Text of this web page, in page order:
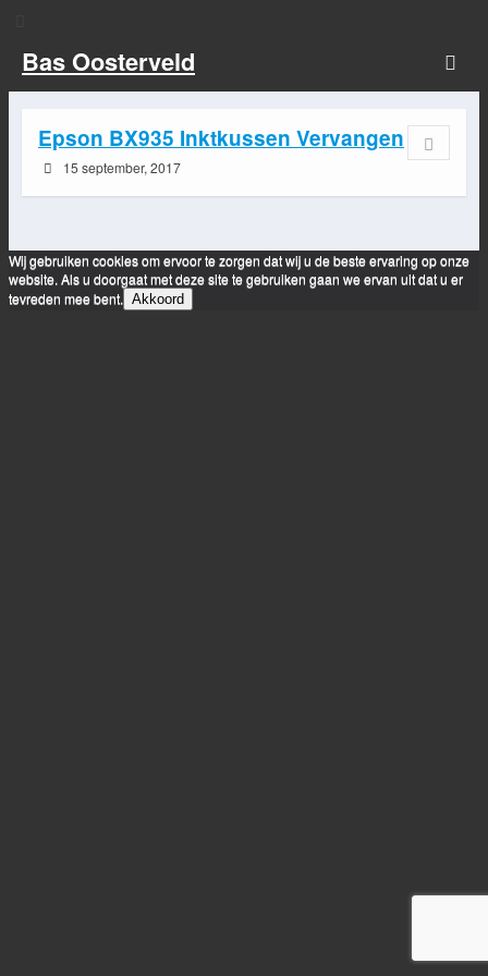
Bas Oosterveld
Epson BX935 Inktkussen Vervangen
15 september, 2017
Wij gebruiken cookies om ervoor te zorgen dat wij u de beste ervaring op onze
website. Als u doorgaat met deze site te gebruiken gaan we ervan uit dat u er
tevreden mee bent. Akkoord